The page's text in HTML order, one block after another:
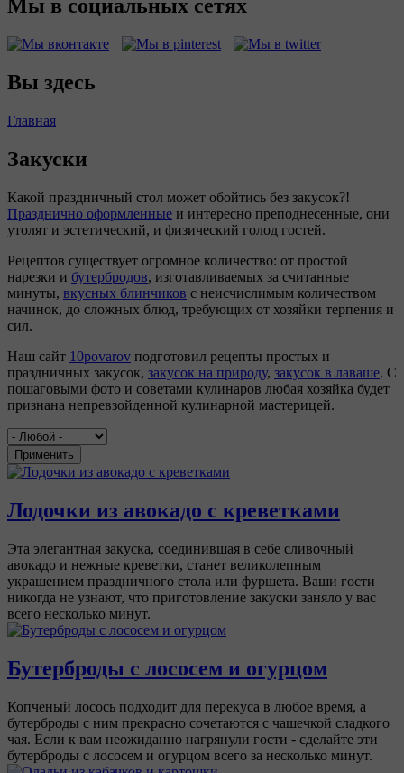
Мы в социальных сетях
Вы здесь
Главная
Закуски
Какой праздничный стол может обойтись без закусок?!
Празднично оформленные и интересно преподнесенные, они
утолят и эстетический, и физический голод гостей.
Рецептов существует огромное количество: от простой
нарезки и бутербродов, изготавливаемых за считанные
минуты, вкусных блинчиков с неисчислимым количеством
начинок, до сложных блюд, требующих от хозяйки терпения и
сил.
Наш сайт 10povarov подготовил рецепты простых и
праздничных закусок, закусок на природу, закусок в лаваше. C
пошаговыми фото и советами кулинаров любая хозяйка будет
признана непревзойденной кулинарной мастерицей.
Применить
Лодочки из авокадо с креветками
Эта элегантная закуска, соединившая в себе сливочный
авокадо и нежные креветки, станет великолепным
украшением праздничного стола или фуршета. Ваши гости
никогда не узнают, что приготовление закуски заняло у вас
всего несколько минут.
Бутерброды с лососем и огурцом
Копченый лосось подходит для перекуса в любое время, а
бутерброды с ним прекрасно сочетаются с чашечкой сладкого
чая. Если к вам неожиданно нагрянули гости - сделайте эти
бутерброды с лососем и огурцом всего за несколько минут.